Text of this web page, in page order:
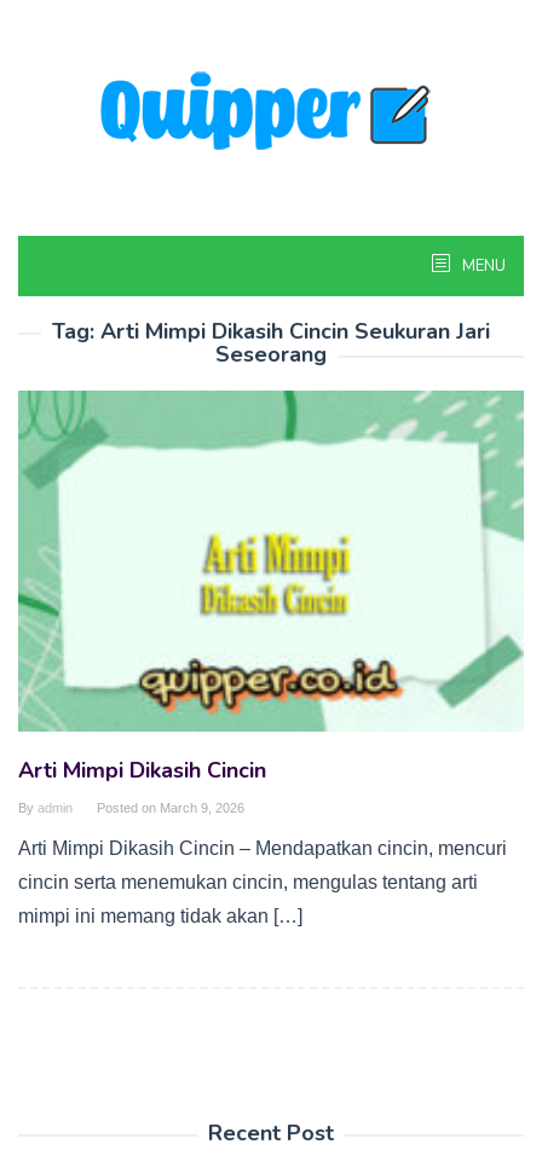
MENU
Tag: Arti Mimpi Dikasih Cincin Seukuran Jari
Seseorang
Arti Mimpi Dikasih Cincin
By admin Posted on March 9, 2026
Arti Mimpi Dikasih Cincin – Mendapatkan cincin, mencuri
cincin serta menemukan cincin, mengulas tentang arti
mimpi ini memang tidak akan […]
Recent Post